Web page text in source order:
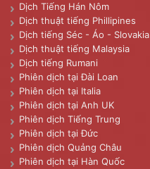
Dịch Tiếng Hán Nôm
Dịch thuật tiếng Phillipines
Dịch tiếng Séc - Áo - Slovakia
Dịch thuật tiếng Malaysia
Dịch tiếng Rumani
Phiên dịch tại Đài Loan
Phiên dịch tại Italia
Phiên dịch tại Anh UK
Phiên dịch Tiếng Trung
Phiên dịch tại Đức
Phiên dịch Quảng Châu
Phiên dịch tại Hàn Quốc